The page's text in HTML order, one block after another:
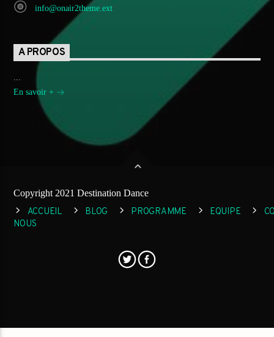
info@onair2theme.ext
A PROPOS
En savoir +
Copyright 2021 Destination Dance
ACCUEIL BLOG PROGRAMME EQUIPE
NOUS